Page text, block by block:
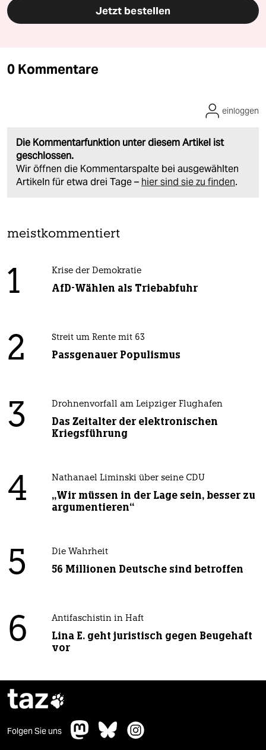
Jetzt bestellen
0 Kommentare
Die Kommentarfunktion unter diesem Artikel ist
geschlossen.
Wir öffnen die Kommentarspalte bei ausgewählten
Artikeln für etwa drei Tage – hier sind sie zu finden.
einloggen
meistkommentiert
1 Krise der Demokratie
AfD-Wählen als Triebabfuhr
2 Streit um Rente mit 63
Passgenauer Populismus
3 Drohnenvorfall am Leipziger Flughafen
Das Zeitalter der elektronischen
Kriegsführung
4 Nathanael Liminski über seine CDU
„Wir müssen in der Lage sein, besser zu
argumentieren“
5 Die Wahrheit
56 Millionen Deutsche sind betroffen
6 Antifaschistin in Haft
Lina E. geht juristisch gegen Beugehaft
vor
taz
Folgen Sie uns